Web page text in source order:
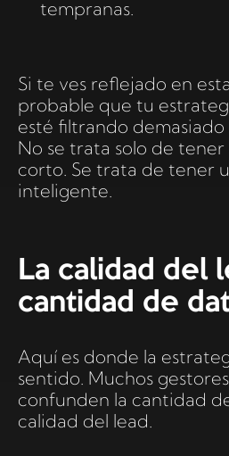
tempranas.
Si te ves reflejado en
probable que tu
esté filtrando demasiado
No se trata solo de
corto. Se trata de tener
inteligente.
La calidad del
cantidad de
Aquí es donde la
sentido. Muchos
confunden la cantidad
calidad del lead.